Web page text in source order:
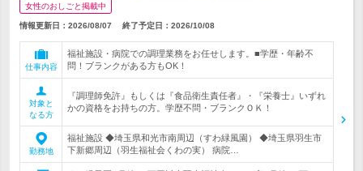
女性のおしごと掲載中
情報更新日：2026/08/07 終了予定日： 2026/10/08
仕事内容
福祉施設・病院での調理業務をお任せします。■学歴・年齢不
問！ブランクがある方もOK！
対象と
なる方
『調理師免許』もしくは『食品衛生責任者』・『栄養士』いずれ
かの資格をお持ちの方。学歴不問・ブランクＯＫ！
勤務地
福祉施設 ◆埼玉県和光市南周辺（すわ緑風園） ◆埼玉県羽生市
下新郷周辺（羽生福祉会くわの実） 病院…